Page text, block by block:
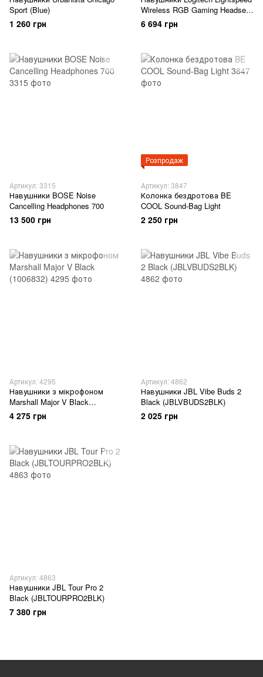
Sport (Blue)
1 260 грн
Wireless RGB Gaming Headset
G733 White
6 694 грн
Артикул: 3315
Навушники BOSE Noise
Cancelling Headphones 700
13 500 грн
Розпродаж
Артикул: 3847
Колонка бездротова BE
COOL Sound-Bag Light
2 250 грн
Артикул: 4295
Навушники з мікрофоном
Marshall Major V Black
(1006832)
4 275 грн
Артикул: 4862
Навушники JBL Vibe Buds 2
Black (JBLVBUDS2BLK)
2 025 грн
Артикул: 4863
Навушники JBL Tour Pro 2
Black (JBLTOURPRO2BLK)
7 380 грн